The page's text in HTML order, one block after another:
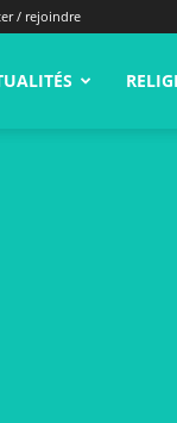
/ rejoindre